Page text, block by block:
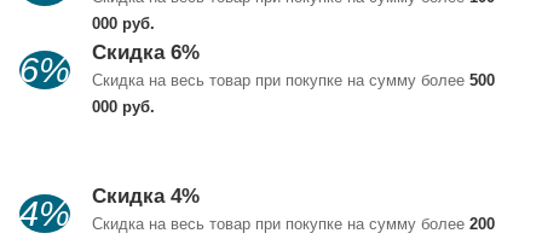
000 руб.
6% Скидка 6%
Скидка на весь товар при покупке на сумму более 500
000 руб.
4% Скидка 4%
Скидка на весь товар при покупке на сумму более 200